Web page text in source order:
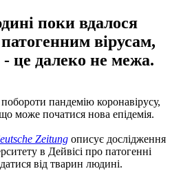
поки вдалося
вірусам,
- це далеко не межа.
пандемію коронавірусу,
може початися нова епідемія.
Zeitung описує дослідження
в Дейвісі про патогенні
від тварин людині.